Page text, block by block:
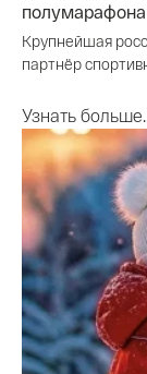
Крупнейшая
партнёр
Узнать